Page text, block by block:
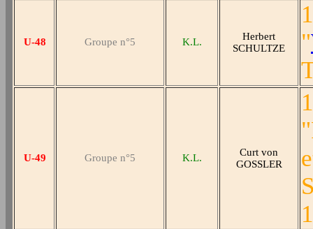
U-48 Groupe n°5 K.L.
Herbert
SCHULTZE
"
U-49 Groupe n°5 K.L.
Curt von
GOSSLER